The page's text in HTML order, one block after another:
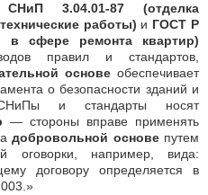
СНиП 3.04.01-87 (отделка
работы) и ГОСТ Р
в сфере ремонта квартир)
правил и стандартов,
основе обеспечивает
о безопасности зданий и
и стандарты носят
— стороны вправе применять
добровольной основепутем
оговорки, например, вида:
договору определяется в